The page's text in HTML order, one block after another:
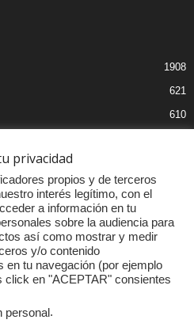
1908
621
610
232
privacidad
propios y de terceros
interés legítimo, con el
a información en tu
sobre la audiencia para
así como mostrar y medir
y/o contenido
en tu navegación (por ejemplo
click en "ACEPTAR" consientes
personal .